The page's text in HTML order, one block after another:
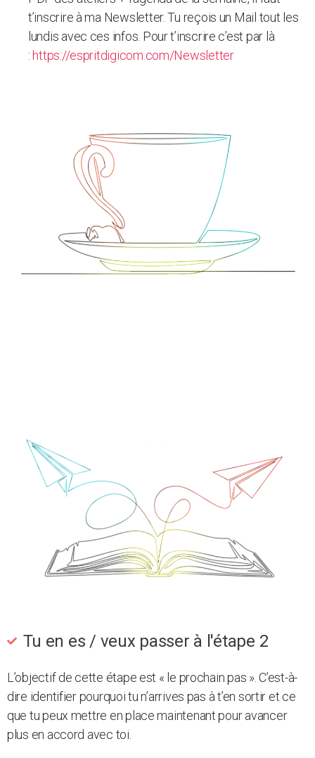
t’inscrire à ma Newsletter. Tu reçois un Mail tout les
lundis avec ces infos. Pour t’inscrire c’est par là
:https://espritdigicom.com/Newsletter
Tu en es / veux passer à l'étape 2
L’objectif de cette étape est « le prochain pas ». C’est-à-
dire identifier pourquoi tu n’arrives pas à t’en sortir et ce
que tu peux mettre en place maintenant pour avancer
plus en accord avec toi.